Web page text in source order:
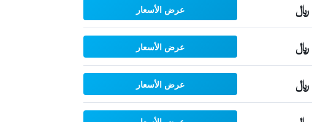
عرض الأسعار
عرض الأسعار
عرض الأسعار